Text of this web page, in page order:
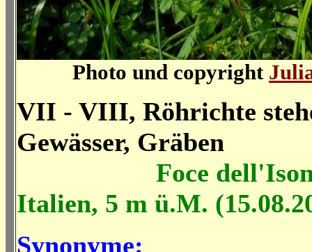
Photo und copyright
VII - VIII, Röhrichte
Gewässer, Gräben
Foce
Italien, 5 m ü.M.
Synonyme: